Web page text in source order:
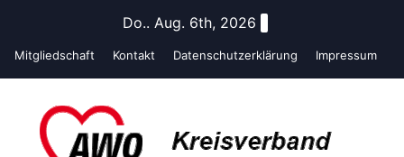
springen
Do.. Aug. 6th, 2026
Mitgliedschaft Kontakt Datenschutz­erklärung Impressum